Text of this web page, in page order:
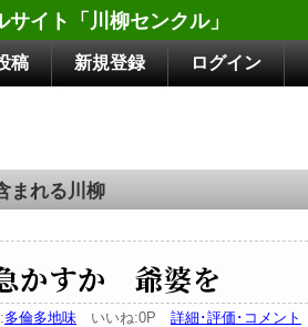
サイト「川柳センクル」
稿 新規登録 ログイン
まれる川柳
かすか 爺婆を
多倫多地味 いいね:0P 詳細･評価･コメント